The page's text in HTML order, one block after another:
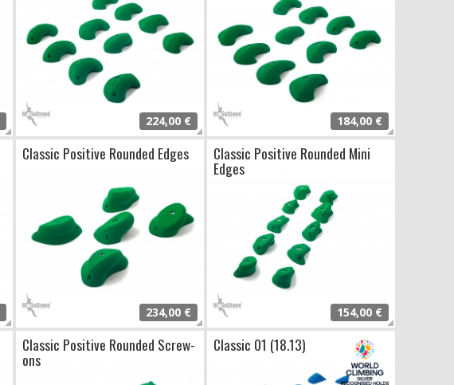
224,00 € 184,00 €
Classic Positive Rounded Edges
234,00 €
Classic Positive Rounded Mini
Edges
154,00 €
Classic Positive Rounded Screw-
ons
Classic 01 (18.13)